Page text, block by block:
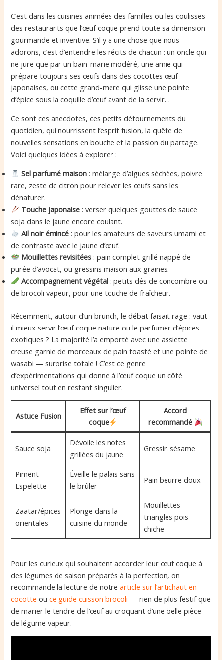
C’est dans les cuisines animées des familles ou les coulisses
des restaurants que l’œuf coque prend toute sa dimension
gourmande et inventive. S’il y a une chose que nous
adorons, c’est d’entendre les récits de chacun : un oncle qui
ne jure que par un bain-marie modéré, une amie qui
prépare toujours ses œufs dans des cocottes œuf
japonaises, ou cette grand-mère qui glisse une pointe
d’épice sous la coquille d’œuf avant de la servir…
Ce sont ces anecdotes, ces petits détournements du
quotidien, qui nourrissent l’esprit fusion, la quête de
nouvelles sensations en bouche et la passion du partage.
Voici quelques idées à explorer :
Sel parfumé maison : mélange d’algues séchées, poivre
rare, zeste de citron pour relever les œufs sans les
dénaturer.
Touche japonaise : verser quelques gouttes de sauce
soja dans le jaune encore coulant.
Ail noir émincé : pour les amateurs de saveurs umami et
de contraste avec le jaune d’œuf.
Mouillettes revisitées : pain complet grillé nappé de
purée d’avocat, ou gressins maison aux graines.
Accompagnement végétal : petits dés de concombre ou
de brocoli vapeur, pour une touche de fraîcheur.
Récemment, autour d’un brunch, le débat faisait rage : vaut-
il mieux servir l’œuf coque nature ou le parfumer d’épices
exotiques ? La majorité l’a emporté avec une assiette
creuse garnie de morceaux de pain toasté et une pointe de
wasabi — surprise totale ! C’est ce genre
d’expérimentations qui donne à l’œuf coque un côté
universel tout en restant singulier.
Astuce Fusion
Effet sur l’œuf
coque
Accord
recommandé
Sauce soja
Dévoile les notes
grillées du jaune
Gressin sésame
Piment
Espelette
Éveille le palais sans
le brûler
Pain beurre doux
Zaatar/épices
orientales
Plonge dans la
cuisine du monde
Mouillettes
triangles pois
chiche
Pour les curieux qui souhaitent accorder leur œuf coque à
des légumes de saison préparés à la perfection, on
recommande la lecture de notrearticle sur l’artichaut en
cocotte ouce guide cuisson brocoli — rien de plus festif que
de marier le tendre de l’œuf au croquant d’une belle pièce
de légume vapeur.